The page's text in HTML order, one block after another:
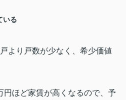
いる
より戸数が少なく、希少価値
ほど家賃が高くなるので、予